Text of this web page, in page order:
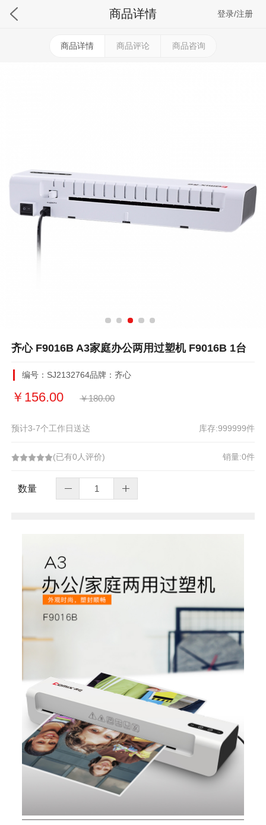
商品详情 登录/注册
齐心 F9016B A3家庭办公两用过塑机 F9016B 1台
编号： SJ2132764品牌：齐心
￥ 156.00 ￥180.00
库存:999999件
预计3-7个工作日送达
销量:0件
(已有0人评价)
数量
商品详情 商品评论 商品咨询